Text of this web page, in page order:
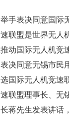
手表决同意国际
联盟是世界无人
动国际无人机竞
决同意无锡市民
国际无人机竞速
联盟理事长、无
蒋先生发表讲话